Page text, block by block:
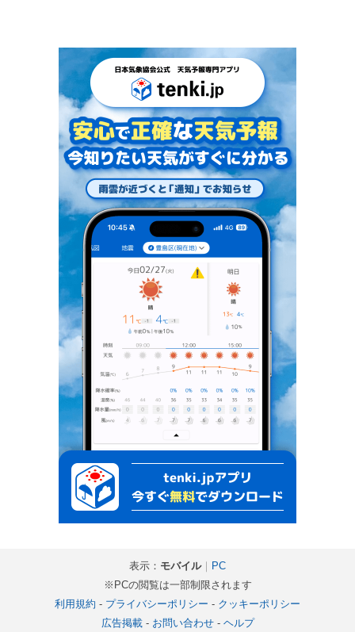
表示： モバイル｜ PC
※PCの閲覧は一部制限されます
利用規約 - プライバシーポリシー - クッキーポリシー
広告掲載- お問い合わせ- ヘルプ